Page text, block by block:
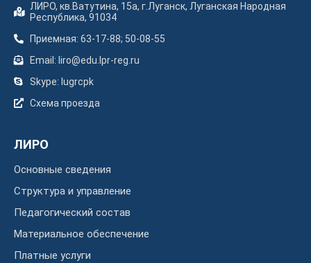
ЛИРО, кв.Ватутина, 15а, г.Луганск, Луганская Народная
Республика, 91034
Приемная: 63-17-88; 50-08-55
Email: liro@edu.lpr-reg.ru
Skype: lugrcpk
Схема проезда
ЛИРО
Основные сведения
Структура и управление
Педагогический состав
Материальное обеспечение
Платные услуги